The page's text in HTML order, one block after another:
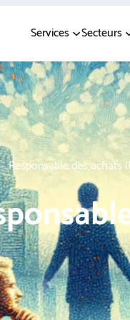
Services Secteurs
Responsable des achats